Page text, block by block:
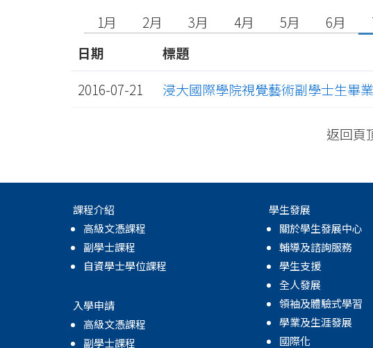
1月 2月 3月 4月 5月 6月
日期
標題
2016-07-21
浸大國際學院視覺藝術副學士生畢
返回頁
課程介紹
高級文憑課程
副學士課程
自資學士學位課程
入學申請
高級文憑課程
副學士課程
學生發展
關於學生發展中心
輔導及諮詢服務
學生支援
全人發展
領袖及體驗式學習
學業及生涯發展
國際化